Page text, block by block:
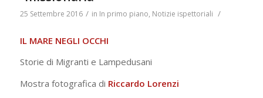
25 Settembre 2016 / in In primo piano, Notizie ispettoriali /
IL MARE NEGLI OCCHI
Storie di Migranti e Lampedusani
Mostra fotografica di Riccardo Lorenzi